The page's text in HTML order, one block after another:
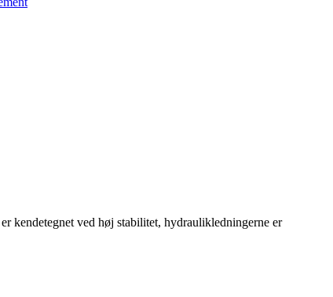
kendetegnet ved høj stabilitet, hydraulikledningerne er